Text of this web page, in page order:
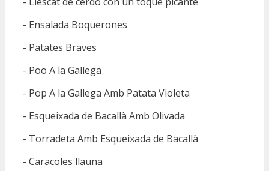
- Ensalada Boquerones
- Patates Braves
- Poo A la Gallega
- Pop A la Gallega Amb Patata Violeta
- Esqueixada de Bacallà Amb Olivada
- Torradeta Amb Esqueixada de Bacallà
- Caracoles llauna